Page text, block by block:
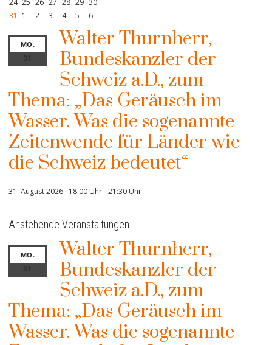
24 25 26 27 28 29 30
31
1 2 3 4 5 6
MO.
31
Walter Thurnherr,
Bundeskanzler der
Schweiz a.D., zum
Thema: „Das Geräusch im
Wasser. Was die sogenannte
Zeitenwende für Länder wie
die Schweiz bedeutet“
31. August 2026 · 18:00 Uhr-21:30 Uhr
Anstehende Veranstaltungen
MO.
31
Walter Thurnherr,
Bundeskanzler der
Schweiz a.D., zum
Thema: „Das Geräusch im
Wasser. Was die sogenannte